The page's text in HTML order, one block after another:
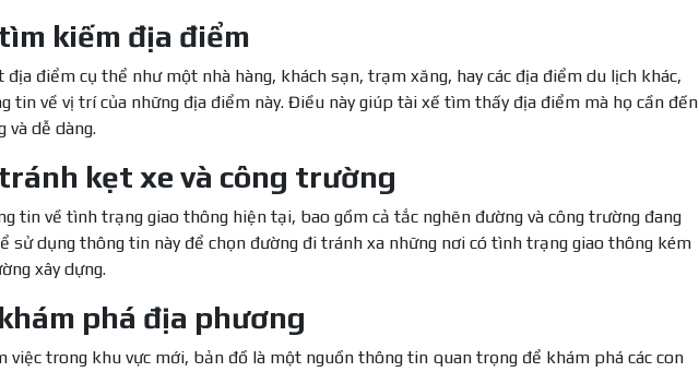
kiếm địa điểm
điểm cụ thể như một nhà hàng, khách sạn, trạm xăng, hay các địa điểm du lịch khác,
tin về vị trí của những địa điểm này. Điều này giúp tài xế tìm thấy địa điểm mà họ cần đến
và dễ dàng.
kẹt xe và công trường
tin về tình trạng giao thông hiện tại, bao gồm cả tắc nghẽn đường và công trường đang
sử dụng thông tin này để chọn đường đi tránh xa những nơi có tình trạng giao thông kém
xây dựng.
phá địa phương
việc trong khu vực mới, bản đồ là một nguồn thông tin quan trọng để khám phá các con